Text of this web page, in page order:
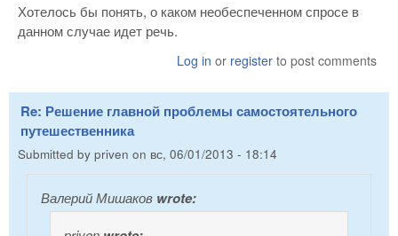
Хотелось бы понять, о каком необеспеченном спросе в
данном случае идет речь.
Log in or register to post comments
Re: Решение главной проблемы самостоятельного
путешественника
Submitted by priven on вс, 06/01/2013 - 18:14
Валерий Мишаков wrote: